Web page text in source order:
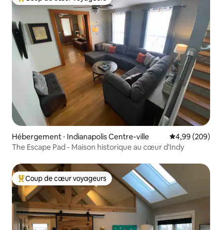
Coups de cœur voyageurs les plus appréciés
Hébergement ⋅ Indianapolis Centre-ville Évaluation
4,99 (209)
The Escape Pad - Maison historique au cœur d'Indy
Coups de cœur voyageurs les plus appréciés
Coup de cœur voyageurs